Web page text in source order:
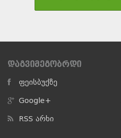
ᲓᲐᲒᲕᲘᲛᲔᲒᲝᲑᲠᲓᲘ
ფეისბუქზე
Google+
RSS არხი